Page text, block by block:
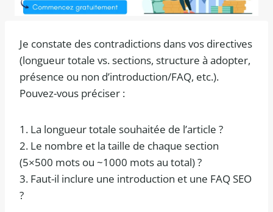
Je constate des contradictions dans vos directives
(longueur totale vs. sections, structure à adopter,
présence ou non d’introduction/FAQ, etc.).
Pouvez-vous préciser :
1. La longueur totale souhaitée de l’article ?
2. Le nombre et la taille de chaque section
(5×500 mots ou ~1000 mots au total) ?
3. Faut-il inclure une introduction et une FAQ SEO
?